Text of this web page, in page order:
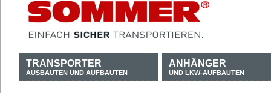
TRANSPORTER
AUSBAUTEN UND AUFBAUTEN
ANHÄNGER
UND LKW-AUFBAUTEN